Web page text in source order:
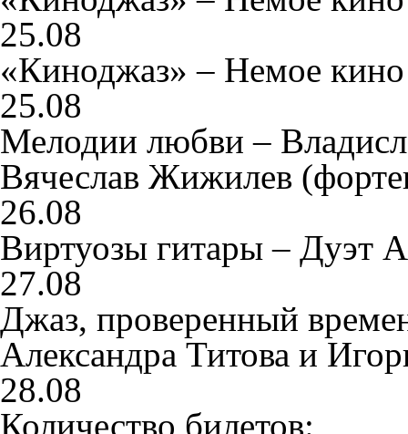
25.08
«Киноджаз» – Немое
25.08
Мелодии любви –
Вячеслав Жижилев
26.08
Виртуозы гитары – Дуэт
27.08
Джаз, проверенный
Александра Титова и
28.08
Количество билетов: